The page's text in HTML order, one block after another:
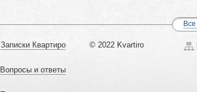
Записки Квартиро
Вопросы и ответы
© 2022 Kvartiro